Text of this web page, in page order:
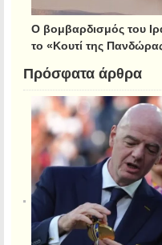
Ο βομβαρδισμός του
το «Κουτί της
Πρόσφατα άρθρα